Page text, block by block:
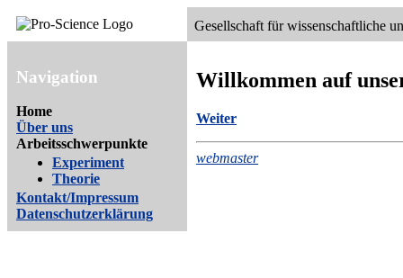
Gesellschaft für wissenschaftliche
Navigation
Home
Über uns
Arbeitsschwerpunkte
Experiment
Theorie
Kontakt/Impressum
Datenschutzerklärung
Willkommen auf
Weiter
webmaster